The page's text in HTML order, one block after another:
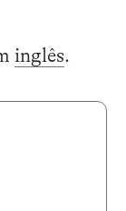
inglês.